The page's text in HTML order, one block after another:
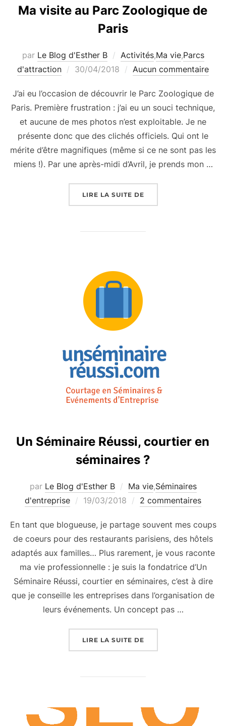
Ma visite au Parc Zoologique de
Paris
par Le Blog d'Esther B Activités,Ma vie,Parcs
d'attraction
Publié
30/04/2018 Aucun commentaire
J’ai eu l’occasion de découvrir le Parc Zoologique de
Paris. Première frustration : j’ai eu un souci technique,
et aucune de mes photos n’est exploitable. Je ne
présente donc que des clichés officiels. Qui ont le
mérite d’être magnifiques (même si ce ne sont pas les
miens !). Par une après-midi d’Avril, je prends mon …
LIRE LA SUITE DE« MA VISITE AU PARC
Un Séminaire Réussi, courtier en
séminaires ?
par Le Blog d'Esther B Ma vie,Séminaires
d'entreprise
Publié
19/03/2018 2 commentaires
En tant que blogueuse, je partage souvent mes coups
de coeurs pour des restaurants parisiens, des hôtels
adaptés aux familles… Plus rarement, je vous raconte
ma vie professionnelle : je suis la fondatrice d’Un
Séminaire Réussi, courtier en séminaires, c’est à dire
que je conseille les entreprises dans l’organisation de
leurs événements. Un concept pas …
LIRE LA SUITE DE« UN SÉMINAIRE